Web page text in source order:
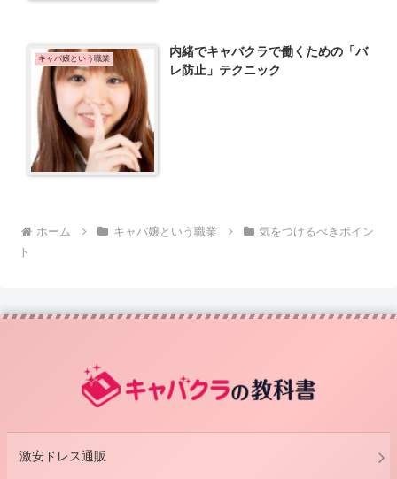
キャバ嬢という職業
内緒でキャバクラで働くための「バ
レ防止」テクニック
ホーム キャバ嬢という職業
気をつけるべきポイン
ト
激安ドレス通販